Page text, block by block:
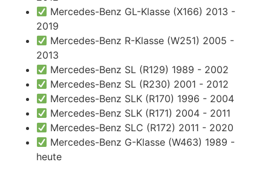
Mercedes-Benz GL-Klasse (X166) 2013 -
2019
Mercedes-Benz R-Klasse (W251) 2005 -
2013
Mercedes-Benz SL (R129) 1989 - 2002
Mercedes-Benz SL (R230) 2001 - 2012
Mercedes-Benz SLK (R170) 1996 - 2004
Mercedes-Benz SLK (R171) 2004 - 2011
Mercedes-Benz SLC (R172) 2011 - 2020
Mercedes-Benz G-Klasse (W463) 1989 -
heute